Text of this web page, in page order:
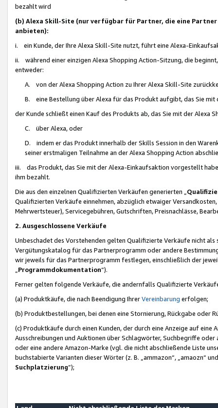
bezahlt wird
(b) Alexa Skill-Site (nur verfügbar für Partner, die eine
anbieten):
i. ein Kunde, der Ihre Alexa Skill-Site nutzt, führt eine Alexa-
ii. während einer einzigen Alexa Shopping Action-Sitzung, die
entweder:
A. von der Alexa Shopping Action zu Ihrer Alexa Skill-Site
B. eine Bestellung über Alexa für das Produkt aufgibt, das Sie mit
der Kunde schließt einen Kauf des Produkts ab, das Sie mit der Alexa
C. über Alexa, oder
D. indem er das Produkt innerhalb der Skills Session in den
seiner erstmaligen Teilnahme an der Alexa Shopping Action
iii. das Produkt, das Sie mit der Alexa-Einkaufsaktion vorgestellt
ihm bezahlt.
Die aus den einzelnen Qualifizierten Verkäufen generierten „
Qualifizierten Verkäufe einnehmen, abzüglich etwaiger
Mehrwertsteuer), Servicegebühren, Gutschriften, Preisnachlässe,
2. Ausgeschlossene Verkäufe
Unbeschadet des Vorstehenden gelten Qualifizierte Verkäufe nicht
Vergütungskatalog für das Partnerprogramm oder andere
wir jeweils für das Partnerprogramm festlegen, einschließlich der
Programmdokumentation“).
Ferner gelten folgende Verkäufe, die andernfalls Qualifizierte
(a) Produktkäufe, die nach Beendigung IhrerVereinbarung erfolgen;
(b) Produktbestellungen, bei denen eine Stornierung, Rückgabe oder
(c) Produktkäufe durch einen Kunden, der durch eine Anzeige auf
Ausschreibungen und Auktionen über Schlagwörter, Suchbegriffe
oder eine andere Amazon-Marke (vgl. die nicht abschließende Liste
buchstabierte Varianten dieser Wörter (z. B. „ammazon“, „amaozn“
Suchplatzierung”);